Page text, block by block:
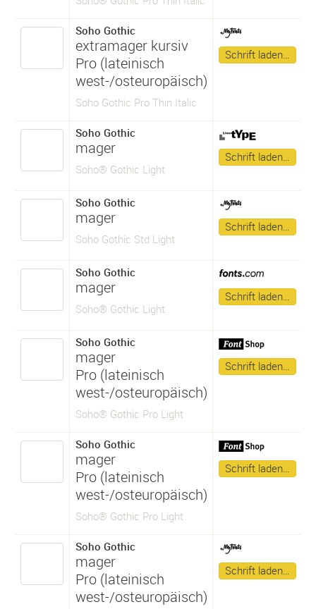
Soho Gothic
extramager kursiv
Pro (lateinisch
west-/osteuropäisch)
Soho Gothic Pro Thin Italic
Schrift laden…
Soho Gothic
mager
Soho® Gothic Light
Schrift laden…
Soho Gothic
mager
Soho Gothic Std Light
Schrift laden…
Soho Gothic
mager
Soho® Gothic Light
Schrift laden…
Soho Gothic
mager
Pro (lateinisch
west-/osteuropäisch)
Soho® Gothic Pro Light
Schrift laden…
Soho Gothic
mager
Pro (lateinisch
west-/osteuropäisch)
Soho® Gothic Pro Light
Schrift laden…
Soho Gothic
mager
Pro (lateinisch
west-/osteuropäisch)
Schrift laden…